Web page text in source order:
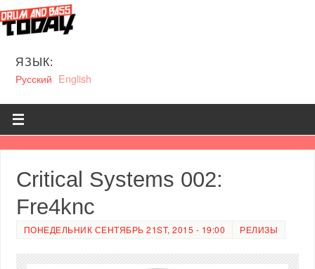
ЯЗЫК:
Русский English
Critical Systems 002:
Fre4knc
ПОНЕДЕЛЬНИК СЕНТЯБРЬ 21ST, 2015 - 19:00 РЕЛИЗЫ